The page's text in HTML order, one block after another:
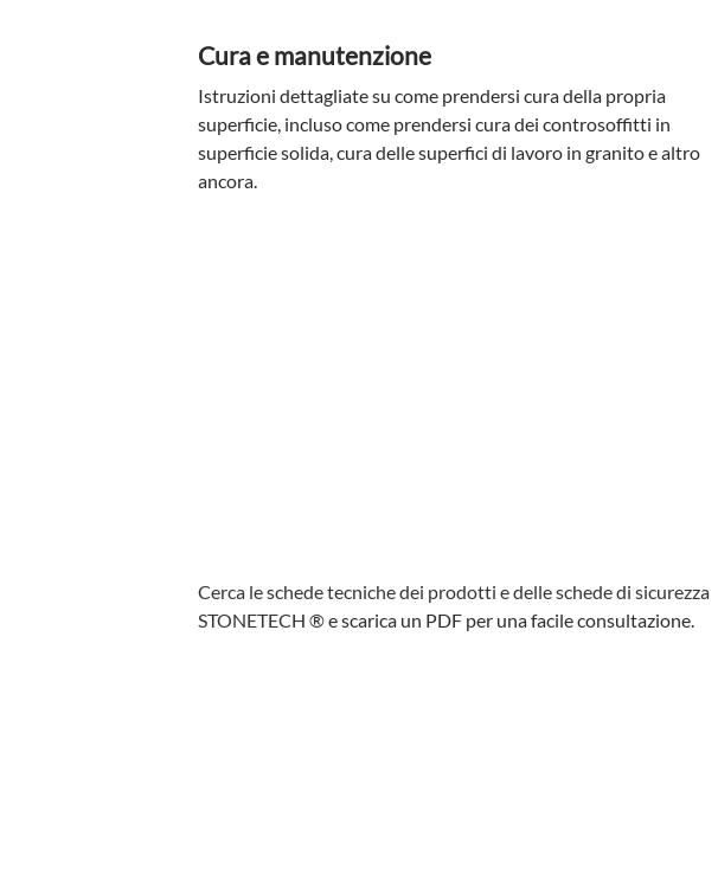
Cura e manutenzione
Istruzioni dettagliate su come prendersi cura della propria
superficie, incluso come prendersi cura dei controsoffitti in
superficie solida, cura delle superfici di lavoro in granito e altro
ancora.
Cerca le schede tecniche dei prodotti e delle schede di sicurezza
STONETECH ®e scarica un PDF per una facile consultazione.